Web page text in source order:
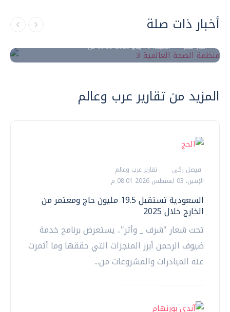
أخبار ذات صلة
صحية وإنسانية في العالم
أخبار مصر السبت، 10 يناير 2026 09:35 ص
المزيد من تقارير عرب وعالم
فيصل زكي
تقارير عرب وعالم
الإثنين، 03 اغسطس 2026 08:01 م
السعودية تستقبل 19.5 مليون حاج ومعتمر من
الخارج خلال 2025
تحت شعار "شرف _ وأثر".. يستعرض برنامج خدمة
ضيوف الرحمن أبرز المنجزات التي حققها وما أثمرت
عنه المبادرات والمشروعات من...